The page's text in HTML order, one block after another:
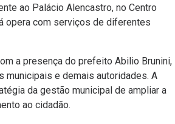
ao Palácio Alencastro, no Centro
opera com serviços de diferentes
a presença do prefeito Abilio Brunini,
municipais e demais autoridades. A
da gestão municipal de ampliar a
ao cidadão.